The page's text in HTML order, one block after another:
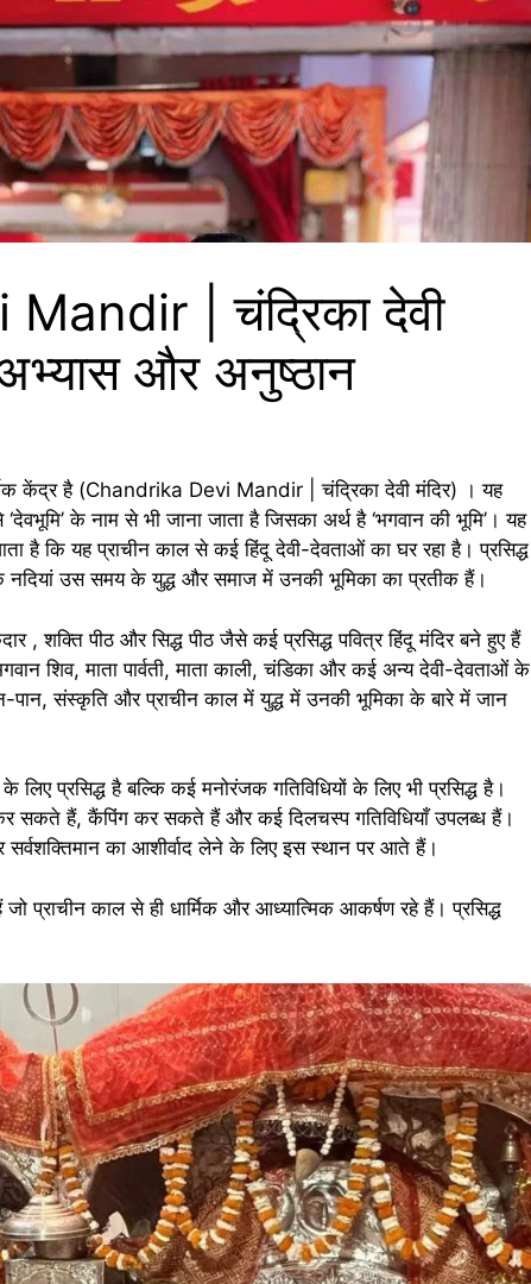
| चंद्रिका देवी
और अनुष्ठान
केंद्र है (Chandrika Devi Mandir | चंद्रिका देवी मंदिर) । यह
के नाम से भी जाना जाता है जिसका अर्थ है ‘भगवान की भूमि’। यह
है कि यह प्राचीन काल से कई हिंदू देवी-देवताओं का घर रहा है। प्रसिद्ध
नदियां उस समय के युद्ध और समाज में उनकी भूमिका का प्रतीक हैं।
, शक्ति पीठ और सिद्ध पीठ जैसे कई प्रसिद्ध पवित्र हिंदू मंदिर बने हुए हैं
शिव, माता पार्वती, माता काली, चंडिका और कई अन्य देवी-देवताओं के
पान, संस्कृति और प्राचीन काल में युद्ध में उनकी भूमिका के बारे में जान
प्रसिद्ध है बल्कि कई मनोरंजक गतिविधियों के लिए भी प्रसिद्ध है।
सकते हैं, कैंपिंग कर सकते हैं और कई दिलचस्प गतिविधियाँ उपलब्ध हैं।
का आशीर्वाद लेने के लिए इस स्थान पर आते हैं।
प्राचीन काल से ही धार्मिक और आध्यात्मिक आकर्षण रहे हैं। प्रसिद्ध